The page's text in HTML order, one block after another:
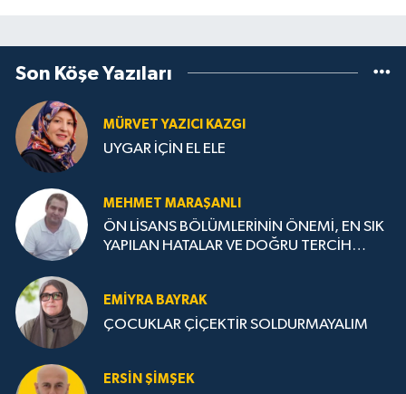
Son Köşe Yazıları
MÜRVET YAZICI KAZGI
UYGAR İÇİN EL ELE
MEHMET MARAŞANLI
ÖN LİSANS BÖLÜMLERİNİN ÖNEMİ, EN SIK
YAPILAN HATALAR VE DOĞRU TERCİH
EMIYRA BAYRAK
ÇOCUKLAR ÇİÇEKTİR SOLDURMAYALIM
ERSIN ŞIMŞEK